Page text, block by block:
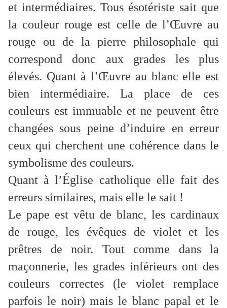
et intermédiaires. Tous ésotériste sait que
la couleur rouge est celle de l’Œuvre au
rouge ou de la pierre philosophale qui
correspond donc aux grades les plus
élevés. Quant à l’Œuvre au blanc elle est
bien intermédiaire. La place de ces
couleurs est immuable et ne peuvent être
changées sous peine d’induire en erreur
ceux qui cherchent une cohérence dans le
symbolisme des couleurs.
Quant à l’Église catholique elle fait des
erreurs similaires, mais elle le sait !
Le pape est vêtu de blanc, les cardinaux
de rouge, les évêques de violet et les
prêtres de noir. Tout comme dans la
maçonnerie, les grades inférieurs ont des
couleurs correctes (le violet remplace
parfois le noir) mais le blanc papal et le